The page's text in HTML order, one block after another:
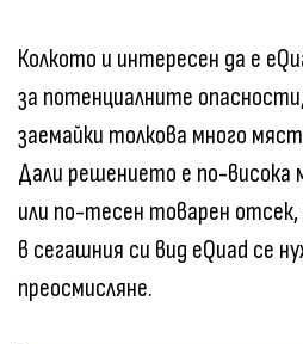
Колкото и интересен да е
за потенциалните
заемайки толкова много
Дали решението е по-висока
или по-тесен товарен
в сегашния си вид eQuad се
преосмисляне.